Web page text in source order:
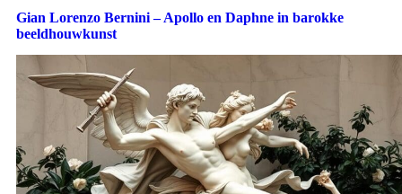
Gian Lorenzo Bernini – Apollo en Daphne in barokke
beeldhouwkunst